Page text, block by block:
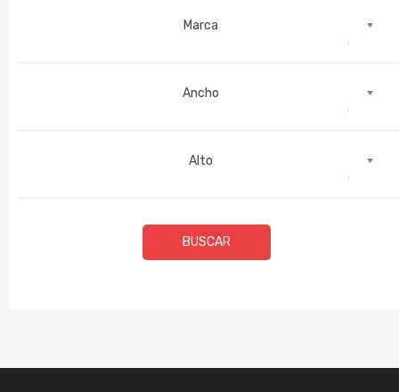
Marca
Ancho
Alto
BUSCAR